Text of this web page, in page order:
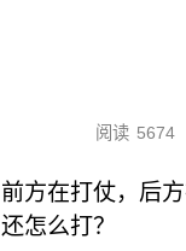
阅读 5674
前方在打仗，后
还怎么打？